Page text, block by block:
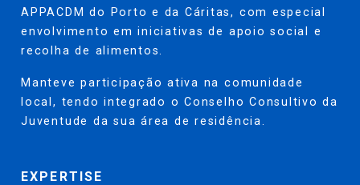
APPACDM do Porto e da Cáritas, com especial
envolvimento em iniciativas de apoio social e
recolha de alimentos.
Manteve participação ativa na comunidade
local, tendo integrado o Conselho Consultivo da
Juventude da sua área de residência.
EXPERTISE